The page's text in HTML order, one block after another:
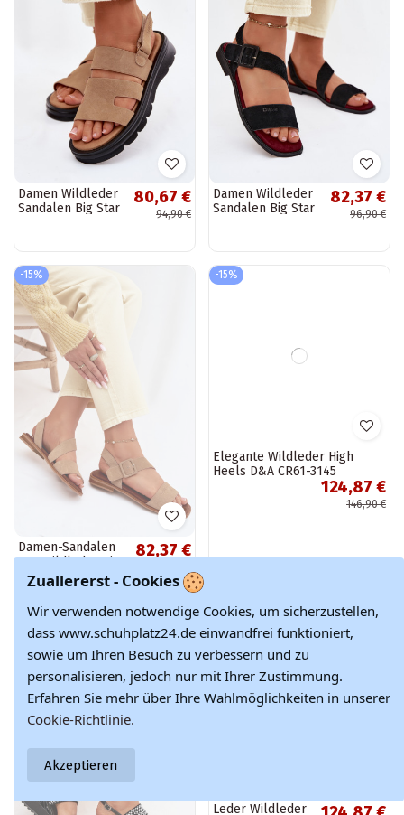
Damen Wildleder
Sandalen Big Star
80,67 €
94,90 €
Damen Wildleder
Sandalen Big Star
82,37 €
96,90 €
-15%
Damen-Sandalen
aus Wildleder Big
Star TT274491 in
Sandfarbe
82,37 €
-15%
Heels D&A CR61-3145
-15% -15%
Zuallererst - Cookies
Wir verwenden notwendige Cookies, um sicherzustellen,
dass www.schuhplatz24.de einwandfrei funktioniert,
sowie um Ihren Besuch zu verbessern und zu
personalisieren, jedoch nur mit Ihrer Zustimmung.
Erfahren Sie mehr über Ihre Wahlmöglichkeiten in unserer
Cookie-Richtlinie.
Akzeptieren